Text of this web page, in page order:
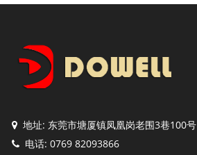
地址: 东莞市塘厦镇凤凰岗老围3巷100号
电话: 0769 82093866